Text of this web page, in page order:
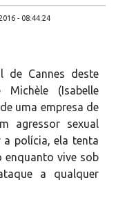
- 08:44:24
de Cannes deste
(Isabelle
uma empresa de
agressor sexual
a polícia, ela tenta
enquanto vive sob
a qualquer